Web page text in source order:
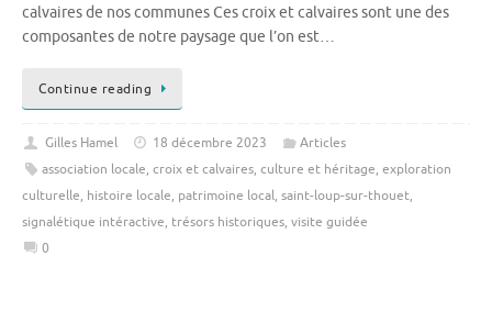
calvaires de nos communes Ces croix et calvaires sont une des
composantes de notre paysage que l’on est…
Continue reading
Gilles Hamel 18 décembre 2023
Articles
association locale, croix et calvaires, culture et héritage, exploration
culturelle, histoire locale, patrimoine local, saint-loup-sur-thouet,
signalétique intéractive, trésors historiques, visite guidée
0